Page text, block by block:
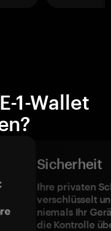
1-Wallet
Sicherheit
Ihre privaten
verschlüsselt
niemals Ihr
die Kontrolle